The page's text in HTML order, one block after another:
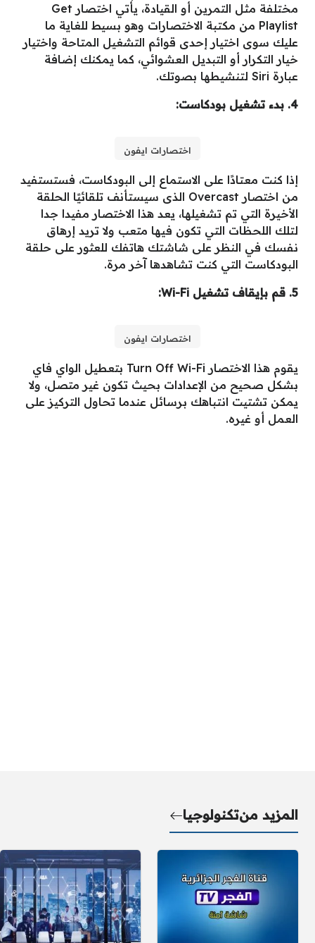
مختلفة مثل التمرين أو القيادة، يأتي اختصار Get
Playlist من مكتبة الاختصارات وهو بسيط للغاية ما
عليك سوى اختيار إحدى قوائم التشغيل المتاحة واختيار
خيار التكرار أو التبديل العشوائي، كما يمكنك إضافة
عبارة Siri لتنشيطها بصوتك.
4. بدء تشغيل بودكاست:
اختصارات ايفون
إذا كنت معتادًا على الاستماع إلى البودكاست، فستستفيد
من اختصار Overcast الذى سيستأنف تلقائيًا الحلقة
الأخيرة التي تم تشغيلها، يعد هذا الاختصار مفيدا جدا
لتلك اللحظات التي تكون فيها متعب ولا تريد إرهاق
نفسك في النظر على شاشتك هاتفك للعثور على حلقة
البودكاست التي كنت تشاهدها آخر مرة.
5. قم بإيقاف تشغيل Wi-Fi:
اختصارات ايفون
يقوم هذا الاختصار Turn Off Wi-Fi بتعطيل الواي فاي
بشكل صحيح من الإعدادات بحيث تكون غير متصل، ولا
يمكن تشتيت انتباهك برسائل عندما تحاول التركيز على
العمل أو غيره.
المزيد منتكنولوجيا